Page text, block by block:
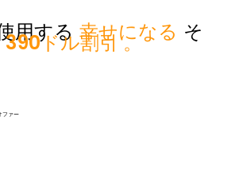
用する 幸せになる そ
390ドル割引 。
ファー